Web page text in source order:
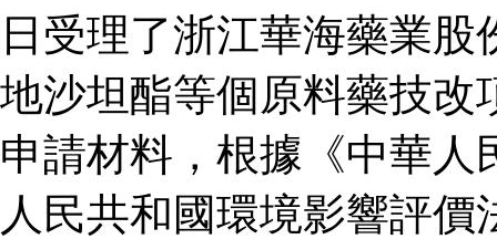
日受理了浙江華海藥業
地沙坦酯等個原料藥技改
申請材料，根據《中華
人民共和國環境影響評